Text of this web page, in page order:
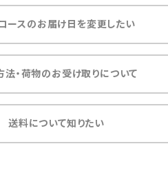
ースのお届け日を変更したい
法・荷物のお受け取りについて
送料について知りたい